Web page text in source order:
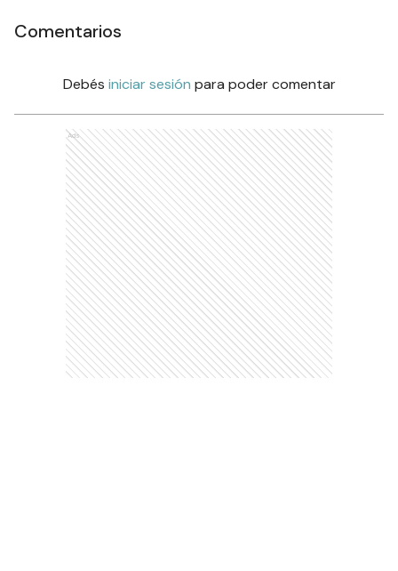
Comentarios
Debés iniciar sesión para poder comentar
Ads